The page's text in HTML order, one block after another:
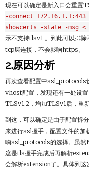
现在可以确定是新入口会重置
-connect
showcerts -state -msg
示不支持tlsv1 。到此可以排
tcp层连接，不会影响https。
2.原因分析
再次查看配置中ssl_protocols
vhost配置，发现还有一处设
TLSv1.2，增加TLSv1后，重
到这，可以确定是由于配置
来进行ssl握手，配置文件的
响ssl_protocols的选择。虽
这是tls握手完成后再解析
会解析extension了。具体到